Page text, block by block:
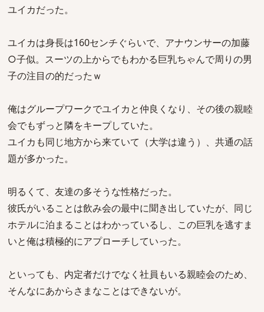
ユイカだった。
ユイカは身長は160センチぐらいで、アナウンサーの加藤
○子似。スーツの上からでもわかる巨乳ちゃんで周りの男
子の注目の的だったｗ
俺はグループワークでユイカと仲良くなり、その後の親睦
会でもずっと隣をキープしていた。
ユイカも同じ地方から来ていて（大学は違う）、共通の話
題が多かった。
明るくて、友達の多そうな性格だった。
彼氏がいることは飲み会の最中に聞き出していたが、同じ
ホテルに泊まることはわかっているし、この巨乳を逃すま
いと俺は積極的にアプローチしていった。
といっても、内定者だけでなく社員もいる親睦会のため、
そんなにあからさまなことはできないが。